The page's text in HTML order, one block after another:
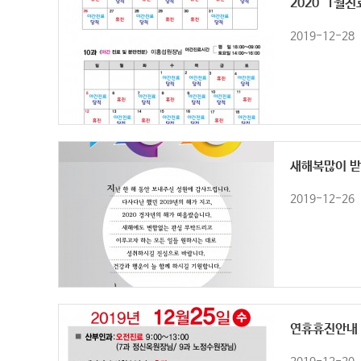
2020' 1월진
2019-12-28
새해복많이
2019-12-26
연휴휴진안내